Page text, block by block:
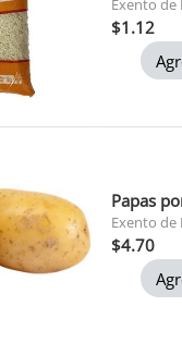
Exento de
$1.12
Papas
Exento de
$4.70